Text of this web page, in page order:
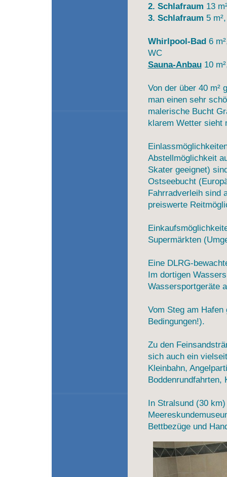
2. Schlafraum 13
3. Schlafraum 5
Whirlpool-Bad6
WC
Sauna-Anbau10
Von der über 40 m²
man einen sehr
malerische Bucht
klarem Wetter sieht
Abstellmöglichkeit
Skater geeignet)
Ostseebucht
Fahrradverleih sind
preiswerte
Supermärkten
Eine DLRG-
Im dortigen
Wassersportgeräte
Vom Steg am
Bedingungen!).
Zu den
sich auch ein
Kleinbahn,
Boddenrundfahrten,
In Stralsund (30
Bettbezüge und